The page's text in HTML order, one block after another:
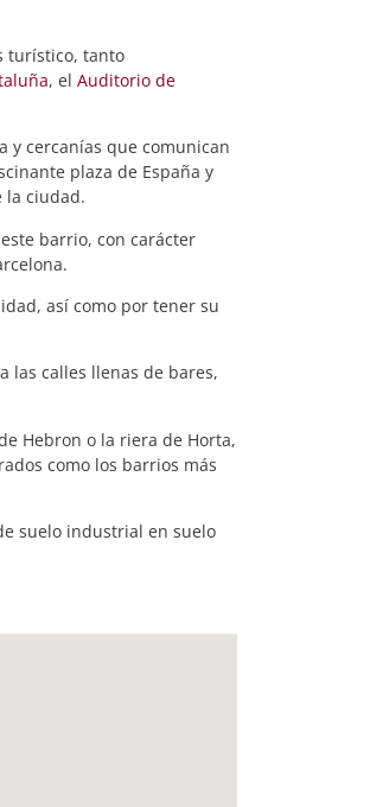
turístico, tanto
, el Auditorio de
y cercanías que comunican
plaza de España y
la ciudad.
barrio, con carácter
así como por tener su
las calles llenas de bares,
Hebron o la riera de Horta,
como los barrios más
suelo industrial en suelo